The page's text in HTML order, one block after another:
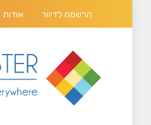
הרשמה לדיוור אודות